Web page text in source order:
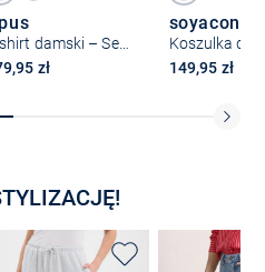
T-shirt damski – Serz
zł
149,95 zł